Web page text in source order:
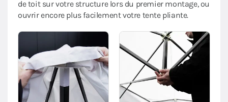
de toit sur votre structure lors du premier montage, ou
ouvrir encore plus facilement votre tente pliante.